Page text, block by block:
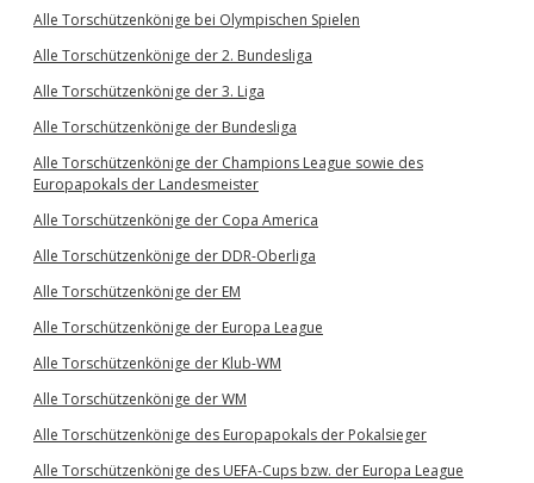
Alle Torschützenkönige bei Olympischen Spielen
Alle Torschützenkönige der 2. Bundesliga
Alle Torschützenkönige der 3. Liga
Alle Torschützenkönige der Bundesliga
Alle Torschützenkönige der Champions League sowie des
Europapokals der Landesmeister
Alle Torschützenkönige der Copa America
Alle Torschützenkönige der DDR-Oberliga
Alle Torschützenkönige der EM
Alle Torschützenkönige der Europa League
Alle Torschützenkönige der Klub-WM
Alle Torschützenkönige der WM
Alle Torschützenkönige des Europapokals der Pokalsieger
Alle Torschützenkönige des UEFA-Cups bzw. der Europa League